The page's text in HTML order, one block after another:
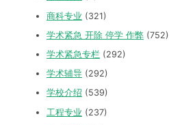
商科专业 (321)
学术紧急 开除 停学 作弊 (752)
学术紧急专栏 (292)
学术辅导 (292)
学校介绍 (539)
工程专业 (237)